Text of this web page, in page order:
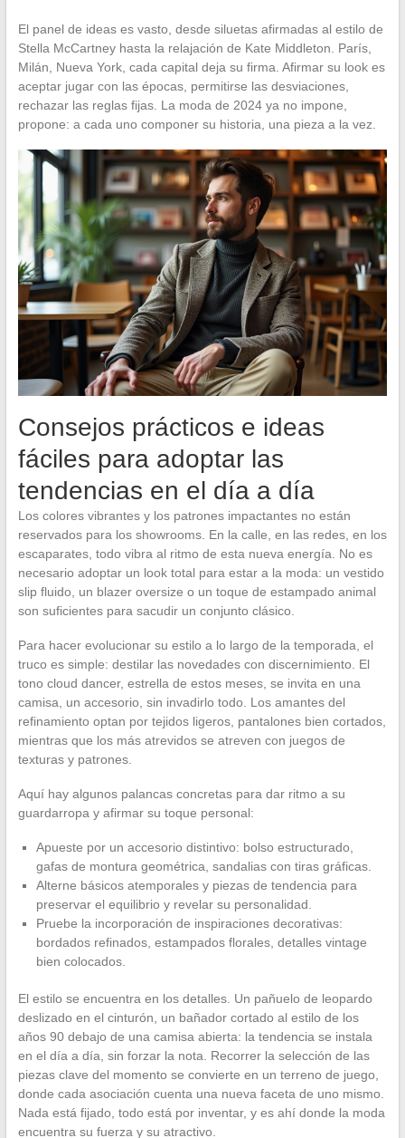
El panel de ideas es vasto, desde siluetas afirmadas al estilo de
Stella McCartney hasta la relajación de Kate Middleton. París,
Milán, Nueva York, cada capital deja su firma. Afirmar su look es
aceptar jugar con las épocas, permitirse las desviaciones,
rechazar las reglas fijas. La moda de 2024 ya no impone,
propone: a cada uno componer su historia, una pieza a la vez.
Consejos prácticos e ideas
fáciles para adoptar las
tendencias en el día a día
Los colores vibrantes y los patrones impactantes no están
reservados para los showrooms. En la calle, en las redes, en los
escaparates, todo vibra al ritmo de esta nueva energía. No es
necesario adoptar un look total para estar a la moda: un vestido
slip fluido, un blazer oversize o un toque de estampado animal
son suficientes para sacudir un conjunto clásico.
Para hacer evolucionar su estilo a lo largo de la temporada, el
truco es simple: destilar las novedades con discernimiento. El
tono cloud dancer, estrella de estos meses, se invita en una
camisa, un accesorio, sin invadirlo todo. Los amantes del
refinamiento optan por tejidos ligeros, pantalones bien cortados,
mientras que los más atrevidos se atreven con juegos de
texturas y patrones.
Aquí hay algunos palancas concretas para dar ritmo a su
guardarropa y afirmar su toque personal:
Apueste por un accesorio distintivo: bolso estructurado,
gafas de montura geométrica, sandalias con tiras gráficas.
Alterne básicos atemporales y piezas de tendencia para
preservar el equilibrio y revelar su personalidad.
Pruebe la incorporación de inspiraciones decorativas:
bordados refinados, estampados florales, detalles vintage
bien colocados.
El estilo se encuentra en los detalles. Un pañuelo de leopardo
deslizado en el cinturón, un bañador cortado al estilo de los
años 90 debajo de una camisa abierta: la tendencia se instala
en el día a día, sin forzar la nota. Recorrer la selección de las
piezas clave del momento se convierte en un terreno de juego,
donde cada asociación cuenta una nueva faceta de uno mismo.
Nada está fijado, todo está por inventar, y es ahí donde la moda
encuentra su fuerza y su atractivo.